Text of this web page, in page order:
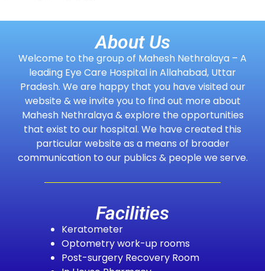
About Us
Welcome to the group of Mahesh Nethralaya – A
leading Eye Care Hospital in Allahabad, Uttar
Pradesh. We are happy that you have visited our
website & we invite you to find out more about
Mahesh Nethralaya & explore the opportunities
that exist to our hospital. We have created this
particular website as a means of broader
communication to our publics & people we serve.
Facilities
Keratometer
Optometry work-up rooms
Post-surgery Recovery Room